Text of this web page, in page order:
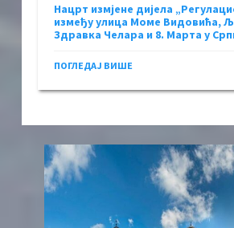
Нацрт измјене дијела
између улица Моме Видовића,
Здравка Челара и 8. Марта у
ПОГЛЕДАЈ ВИШЕ